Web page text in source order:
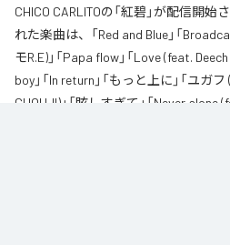
CHICO CARLITOの「紅碧」が配信開
れた楽曲は、「Red and Blue」「
モR.E)」「Papa flow」「Love (feat.
boy」「In return」「もっと上に」「ユガ
CHOUJI)」「眩しすぎて」「Never alone